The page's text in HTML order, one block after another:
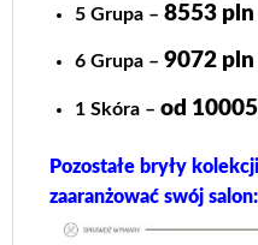
5 Grupa – 8553 pln
6 Grupa – 9072 pln
1 Skóra – od
Pozostałe bryły
zaaranżować swój salon: